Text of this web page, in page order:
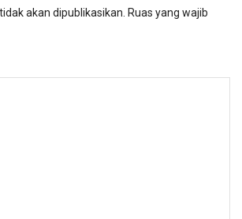
akan dipublikasikan. Ruas yang wajib